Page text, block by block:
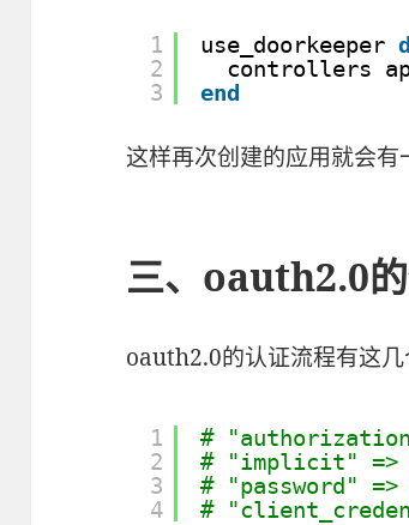
1
2
3
use_doorkeeper
controllers
end
这样再次创建的应用就会
三、oauth2.0
oauth2.0的认证流程有这几
1
2
3
4
#
# "implicit" =>
# "password" =>
#